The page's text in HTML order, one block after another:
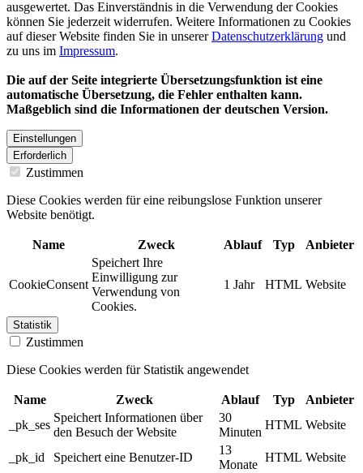
ausgewertet. Das Einverständnis in die Verwendung der Cookies
können Sie jederzeit widerrufen. Weitere Informationen zu Cookies
auf dieser Website finden Sie in unsererDatenschutzerklärung und
zu uns im Impressum.
Die auf der Seite integrierte Übersetzungsfunktion ist eine
automatische Übersetzung, die Fehler enthalten kann.
Maßgeblich sind die Informationen der deutschen Version.
Einstellungen
Erforderlich
Zustimmen
Diese Cookies werden für eine reibungslose Funktion unserer
Website benötigt.
Name Zweck Ablauf Typ Anbieter
CookieConsent
Speichert Ihre
Einwilligung zur
Verwendung von
Cookies.
1 Jahr HTML Website
Statistik
Zustimmen
Diese Cookies werden für Statistik angewendet
Name Zweck Ablauf Typ
Anbieter
_pk_ses
Speichert Informationen über
den Besuch der Website
30
Minuten
HTML Website
_pk_id Speichert eine Benutzer-ID
13
Monate
HTML Website